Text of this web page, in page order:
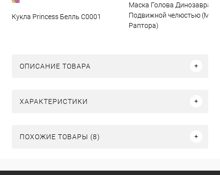
Кукла Princess Белль C0001
Маска Голова Динозавра с
Подвижной челюстью
Раптора)
ОПИСАНИЕ ТОВАРА
ХАРАКТЕРИСТИКИ
ПОХОЖИЕ ТОВАРЫ (8)